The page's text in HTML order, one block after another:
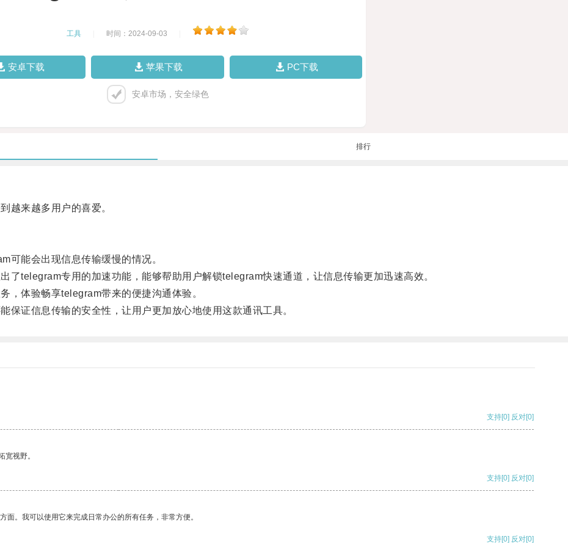
工具 时间：2024-09-03
安卓下载 苹果下载 PC下载
安卓市场，安全绿色
排行
来越多用户的喜爱。
能会出现信息传输缓慢的情况。
telegram专用的加速功能，能够帮助用户解锁telegram快速通道，让信息传输更加迅速高效。
体验畅享telegram带来的便捷沟通体验。
证信息传输的安全性，让用户更加放心地使用这款通讯工具。
支持[0] 反对[0]
视野。
支持[0] 反对[0]
。我可以使用它来完成日常办公的所有任务，非常方便。
支持[0] 反对[0]